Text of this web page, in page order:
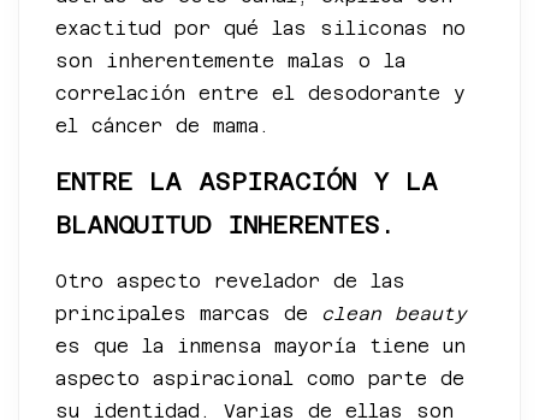
exactitud por qué las siliconas no
son inherentemente malas o la
correlación entre el desodorante y
el cáncer de mama.
ENTRE LA ASPIRACIÓN Y LA
BLANQUITUD INHERENTES.
Otro aspecto revelador de las
principales marcas de clean beauty
es que la inmensa mayoría tiene un
aspecto aspiracional como parte de
su identidad. Varias de ellas son